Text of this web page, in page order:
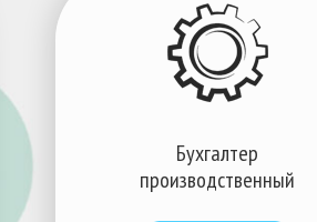
Бухгалтер
производственный